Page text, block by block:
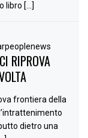
libro […]
RIPROVA
frontiera della
dietro una